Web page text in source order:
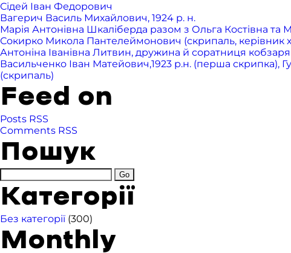
Сідей Іван Федорович
Вагерич Василь Михайлович, 1924 р. н.
Марія Антонівна Шкаліберда разом з Ольга Костівна та
Сокирко Микола Пантелеймонович (скрипаль, керівник
Антоніна Іванівна Литвин, дружина й соратниця
Васильченко Іван Матейович,1923 р.н. (перша скрипка),
(скрипаль)
Feed on
Posts RSS
Comments RSS
Пошук
Категорії
Без категорії (300)
Monthly